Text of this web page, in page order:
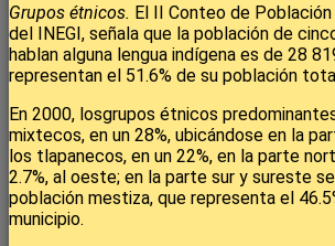
Grupos étnicos. El II Conteo de
del INEGI, señala que la población de
hablan alguna lengua indígena es de 28
representan el 51.6% de su población
En 2000, losgrupos étnicos
mixtecos, en un 28%, ubicándose en la
los tlapanecos, en un 22%, en la parte
2.7%, al oeste; en la parte sur y sureste
población mestiza, que representa el
municipio.